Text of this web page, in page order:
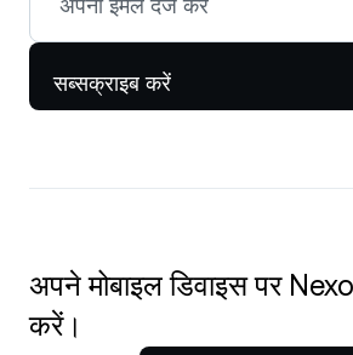
सब्सक्राइब करें
अपने मोबाइल डिवाइस पर
करें।